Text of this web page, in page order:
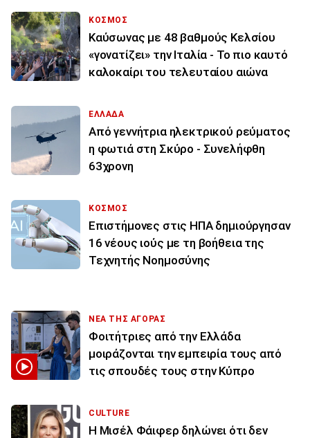
ΚΟΣΜΟΣ
Καύσωνας με 48 βαθμούς Κελσίου
«γονατίζει» την Ιταλία - Το πιο καυτό
καλοκαίρι του τελευταίου αιώνα
ΕΛΛΑΔΑ
Από γεννήτρια ηλεκτρικού ρεύματος
η φωτιά στη Σκύρο - Συνελήφθη
63χρονη
ΚΟΣΜΟΣ
Επιστήμονες στις ΗΠΑ δημιούργησαν
16 νέους ιούς με τη βοήθεια της
Τεχνητής Νοημοσύνης
ΝΕΑ ΤΗΣ ΑΓΟΡΑΣ
Φοιτήτριες από την Ελλάδα
μοιράζονται την εμπειρία τους από
τις σπουδές τους στην Κύπρο
CULTURE
Η Μισέλ Φάιφερ δηλώνει ότι δεν